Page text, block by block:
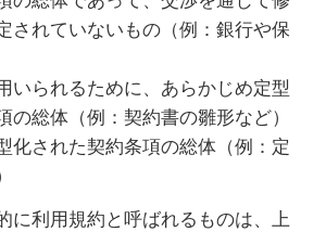
されていないもの（例：銀行や保
いられるために、あらかじめ定型
の総体（例：契約書の雛形など）
化された契約条項の総体（例：定
に利用規約と呼ばれるものは、上